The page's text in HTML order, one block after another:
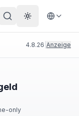
Theme
4.8.26 Anzeige
only